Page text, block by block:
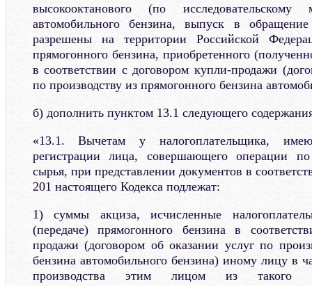
высокооктанового (по
автомобильного бензина, выпуск в
разрешены на территории Российской
прямогонного бензина, приобретенного
в соответствии с договором купли-продажи
по производству из прямогонного бензина
б) дополнить пунктом 13.1 следующего
«13.1. Вычетам у налогоплательщика,
регистрации лица, совершающего операции по
сырья, при представлении документов в
201 настоящего Кодекса подлежат:
1) суммы акциза, исчисленные
(передаче) прямогонного бензина в
продажи (договором об оказании услуг по
бензина автомобильного бензина) иному лицу в
производства этим лицом из такого